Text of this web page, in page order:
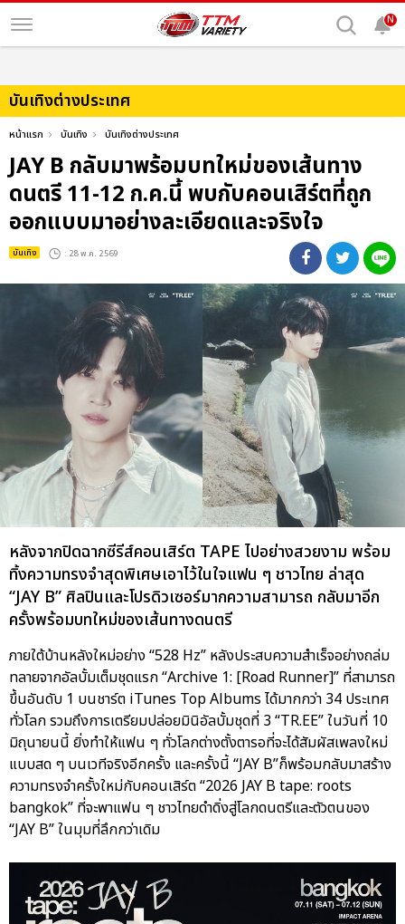
N
บันเทิงต่างประเทศ
หน้าแรก บันเทิง บันเทิงต่างประเทศ
JAY B กลับมาพร้อมบทใหม่ของเส้นทาง
ดนตรี 11-12 ก.ค.นี้ พบกับคอนเสิร์ตที่ถูก
ออกแบบมาอย่างละเอียดและจริงใจ
บันเทิง : 28 พ.ค. 2569
หลังจากปิดฉากซีรีส์คอนเสิร์ต TAPE ไปอย่างสวยงาม พร้อม
ทิ้งความทรงจำสุดพิเศษเอาไว้ในใจแฟน ๆ ชาวไทย ล่าสุด
“JAY B” ศิลปินและโปรดิวเซอร์มากความสามารถ กลับมาอีก
ครั้งพร้อมบทใหม่ของเส้นทางดนตรี
ภายใต้บ้านหลังใหม่อย่าง “528 Hz” หลังประสบความสำเร็จอย่างถล่ม
ทลายจากอัลบั้มเต็มชุดแรก “Archive 1: [Road Runner]” ที่สามารถ
ขึ้นอันดับ 1 บนชาร์ต iTunes Top Albums ได้มากกว่า 34 ประเทศ
ทั่วโลก รวมถึงการเตรียมปล่อยมินิอัลบั้มชุดที่ 3 “TR.EE” ในวันที่ 10
มิถุนายนนี้ ยิ่งทำให้แฟน ๆ ทั่วโลกต่างตั้งตารอที่จะได้สัมผัสเพลงใหม่
แบบสด ๆ บนเวทีจริงอีกครั้ง และครั้งนี้ “JAY B”ก็พร้อมกลับมาสร้าง
ความทรงจำครั้งใหม่กับคอนเสิร์ต “2026 JAY B tape: roots
bangkok” ที่จะพาแฟน ๆ ชาวไทยดำดิ่งสู่โลกดนตรีและตัวตนของ
“JAY B” ในมุมที่ลึกกว่าเดิม